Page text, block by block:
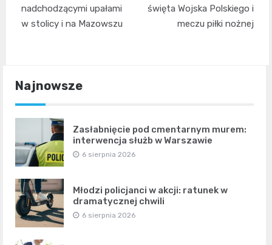
nadchodzącymi upałami
w stolicy i na Mazowszu
święta Wojska Polskiego i
meczu piłki nożnej
Najnowsze
Zasłabnięcie pod cmentarnym murem:
interwencja służb w Warszawie
6 sierpnia 2026
Młodzi policjanci w akcji: ratunek w
dramatycznej chwili
6 sierpnia 2026